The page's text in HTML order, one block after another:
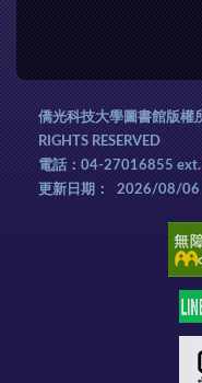
僑光科技大學圖書館版權
RIGHTS RESERVED
電話：04-27016855
更新日期：
2026/08/06